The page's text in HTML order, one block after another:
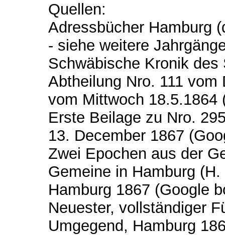
Quellen:
Adressbücher Hamburg
- siehe weitere
Schwäbische Kronik
Abtheilung Nro. 111
vom Mittwoch 18.5.1864
Erste Beilage zu Nro.
13. December 1867
Zwei Epochen aus der
Gemeine in Hamburg
Hamburg 1867 (Google
Neuester, vollständiger
Umgegend, Hamburg